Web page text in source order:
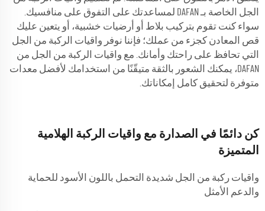
الجل الخاصة بـ DAFAN لمساعدتك على التفوق على منافسيك.
سواء كنت تقوم بتركيب بلاط أو أرضيات خشبية، أو يتعين عليك
قص المعادن كجزء من عملك؛ فإننا نوفر واقيات الركبة من الجل
التي تحافظ على راحتك وأمانك. مع واقيات الركبة من الجل من
DAFAN، يمكنك الشعور بالثقة متيقّنًا من استخدامك لأفضل معدات
متوفرة لتحقيق كامل إمكاناتك.
كن دائمًا في الصدارة مع واقيات الركبة الهلامية
المتميزة
واقيات ركبة من الجل شديدة التحمل باللون الأسود للحماية
والدعم الأمثل